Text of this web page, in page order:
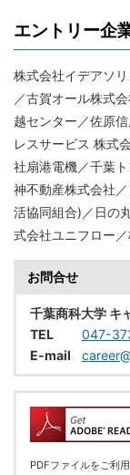
エントリー企
株式会社イデアソ
／古賀オール株式
越センター／佐原
レスサービス 株式
社扇港電機／千葉
神不動産株式会社
活協同組合)／日の
式会社ユニフロー
お問合せ
千葉商科大学 キ
TEL
047-
E-mail
PDFファイルをご利用